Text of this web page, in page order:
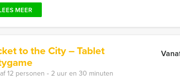
MEER
to the City – Tablet
12 personen ‐ 2 uur en 30 minuten